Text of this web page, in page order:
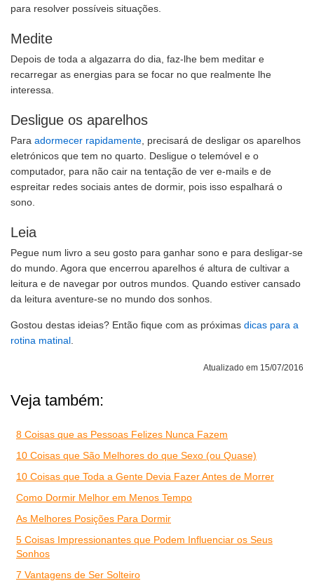
para resolver possíveis situações.
Medite
Depois de toda a algazarra do dia, faz-lhe bem meditar e
recarregar as energias para se focar no que realmente lhe
interessa.
Desligue os aparelhos
Para adormecer rapidamente , precisará de desligar os aparelhos
eletrónicos que tem no quarto. Desligue o telemóvel e o
computador, para não cair na tentação de ver e-mails e de
espreitar redes sociais antes de dormir, pois isso espalhará o
sono.
Leia
Pegue num livro a seu gosto para ganhar sono e para desligar-se
do mundo. Agora que encerrou aparelhos é altura de cultivar a
leitura e de navegar por outros mundos. Quando estiver cansado
da leitura aventure-se no mundo dos sonhos.
Gostou destas ideias? Então fique com as próximas dicas para a
rotina matinal
Atualizado em 15/07/2016
Veja também:
8 Coisas que as Pessoas Felizes Nunca Fazem
10 Coisas que São Melhores do que Sexo (ou Quase)
10 Coisas que Toda a Gente Devia Fazer Antes de Morrer
Como Dormir Melhor em Menos Tempo
As Melhores Posições Para Dormir
5 Coisas Impressionantes que Podem Influenciar os Seus
Sonhos
7 Vantagens de Ser Solteiro